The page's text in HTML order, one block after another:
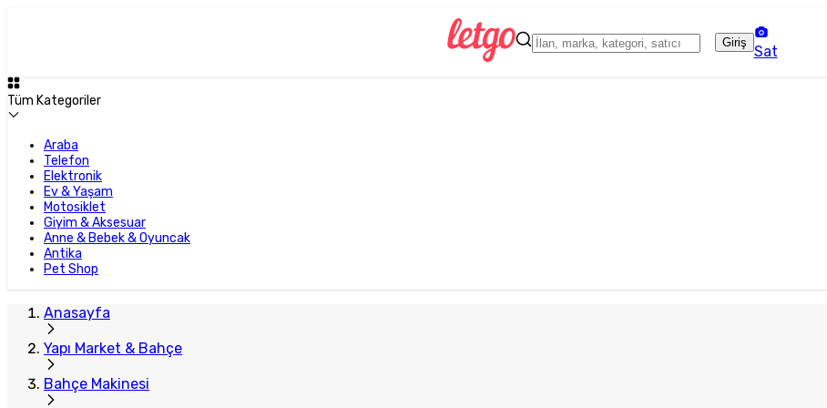
Giriş
Sat
Tüm Kategoriler
Araba
Telefon
Elektronik
Ev & Yaşam
Motosiklet
Giyim & Aksesuar
Anne & Bebek & Oyuncak
Antika
Pet Shop
Anasayfa
Yapı Market & Bahçe
Bahçe Makinesi